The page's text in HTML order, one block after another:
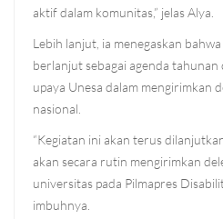
aktif dalam komunitas,” jelas Alya.
Lebih lanjut, ia menegaskan
berlanjut sebagai agenda tahunan
upaya Unesa dalam mengirimkan
nasional.
“Kegiatan ini akan terus
akan secara rutin mengirimkan
universitas pada Pilmapres
imbuhnya.